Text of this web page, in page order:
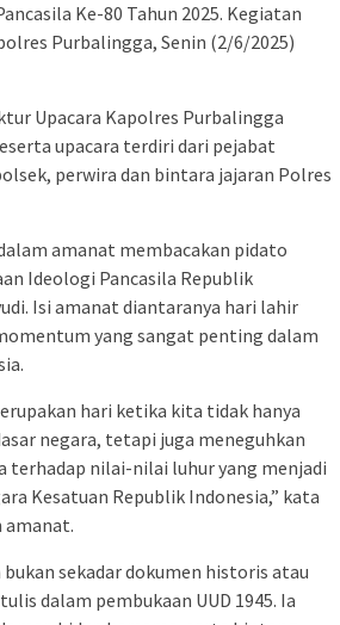
Ke-80 Tahun 2025. Kegiatan
Purbalingga, Senin (2/6/2025)
Upacara Kapolres Purbalingga
upacara terdiri dari pejabat
perwira dan bintara jajaran Polres
amanat membacakan pidato
Ideologi Pancasila Republik
Isi amanat diantaranya hari lahir
yang sangat penting dalam
hari ketika kita tidak hanya
negara, tetapi juga meneguhkan
nilai-nilai luhur yang menjadi
Kesatuan Republik Indonesia,” kata
amanat.
sekadar dokumen historis atau
dalam pembukaan UUD 1945. Ia